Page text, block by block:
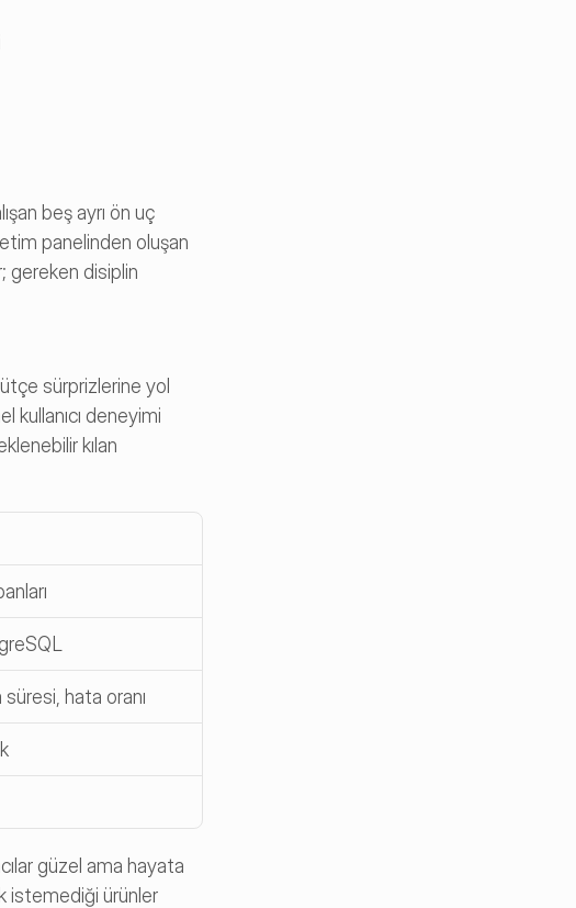
beş ayrı ön uç
panelinden oluşan
gereken disiplin
sürprizlerine yol
kullanıcı deneyimi
kılan
hata oranı
güzel ama hayata
istemediği ürünler